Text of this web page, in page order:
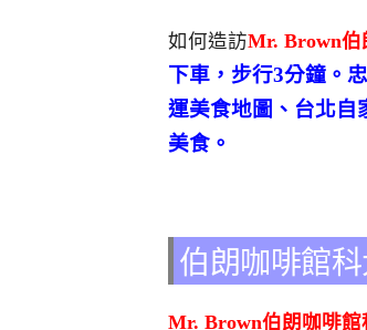
如何造訪Mr. Brown伯
下車，步行3分鐘。
運美食地圖、台北自
美食。
伯朗咖啡館
Mr. Brown伯朗咖啡館